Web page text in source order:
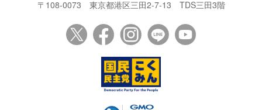
〒108-0073
東京都港区三田2-7-13 TDS三田3階